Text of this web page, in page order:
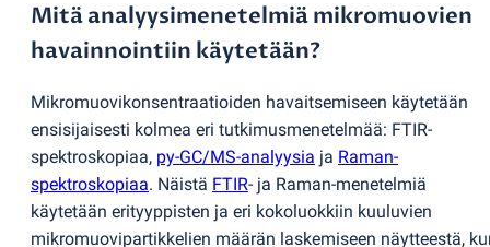
Mitä analyysimenetelmiä mikromuovien
havainnointiin käytetään?
Mikromuovikonsentraatioiden havaitsemiseen käytetään
ensisijaisesti kolmea eri tutkimusmenetelmää: FTIR-
spektroskopiaa, py-GC/MS-analyysia ja Raman-
spektroskopiaa. Näistä FTIR- ja Raman-menetelmiä
käytetään erityyppisten ja eri kokoluokkiin kuuluvien
mikromuovipartikkelien määrän laskemiseen näytteestä,